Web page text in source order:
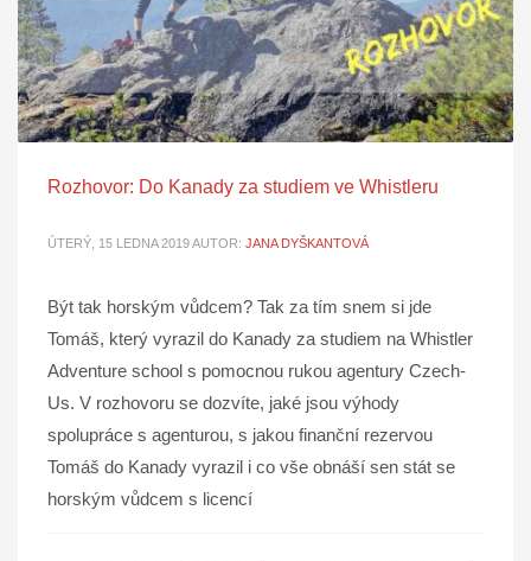
Rozhovor: Do Kanady za studiem ve Whistleru
ÚTERÝ, 15 LEDNA 2019AUTOR: JANA DYŠKANTOVÁ
Být tak horským vůdcem? Tak za tím snem si jde
Tomáš, který vyrazil do Kanady za studiem na Whistler
Adventure school s pomocnou rukou agentury Czech-
Us. V rozhovoru se dozvíte, jaké jsou výhody
spolupráce s agenturou, s jakou finanční rezervou
Tomáš do Kanady vyrazil i co vše obnáší sen stát se
horským vůdcem s licencí